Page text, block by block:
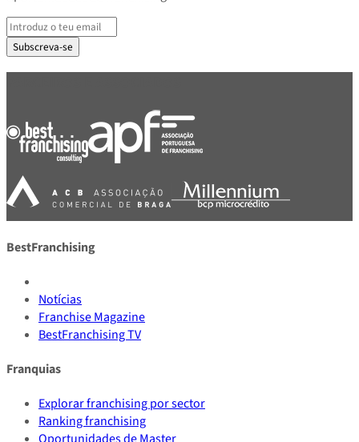
Subscreva-se
BestFranchising
Notícias
Franchise Magazine
BestFranchising TV
Franquias
Explorar franchising por sector
Ranking franchising